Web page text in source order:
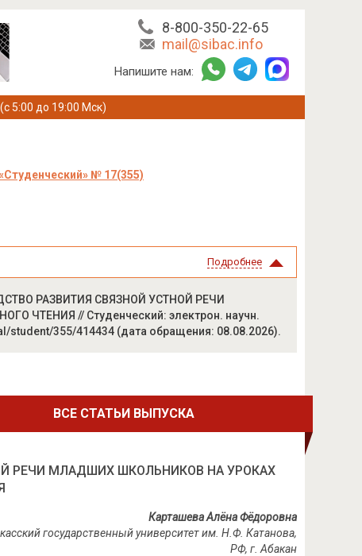
8-800-350-22-65
mail@sibac.info
Напишите нам:
5:00 до 19:00 Мск)
№ 17(355)
Подробнее
РАЗВИТИЯ СВЯЗНОЙ УСТНОЙ РЕЧИ
ЧТЕНИЯ // Студенческий: электрон. научн.
355/414434 (дата обращения: 08.08.2026).
ВСЕ СТАТЬИ ВЫПУСКА
РЕЧИ МЛАДШИХ ШКОЛЬНИКОВ НА УРОКАХ
Карташева Алёна Фёдоровна
государственный университет им. Н.Ф. Катанова,
РФ, г. Абакан